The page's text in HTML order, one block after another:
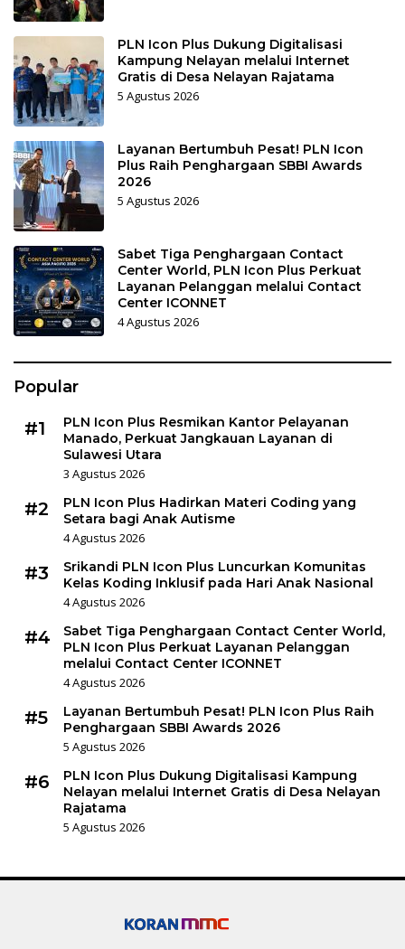
PLN Icon Plus Dukung Digitalisasi
Kampung Nelayan melalui Internet
Gratis di Desa Nelayan Rajatama
5 Agustus 2026
Layanan Bertumbuh Pesat! PLN Icon
Plus Raih Penghargaan SBBI Awards
2026
5 Agustus 2026
Sabet Tiga Penghargaan Contact
Center World, PLN Icon Plus Perkuat
Layanan Pelanggan melalui Contact
Center ICONNET
4 Agustus 2026
Popular
#1
PLN Icon Plus Resmikan Kantor Pelayanan
Manado, Perkuat Jangkauan Layanan di
Sulawesi Utara
3 Agustus 2026
#2
PLN Icon Plus Hadirkan Materi Coding yang
Setara bagi Anak Autisme
4 Agustus 2026
#3
Srikandi PLN Icon Plus Luncurkan Komunitas
Kelas Koding Inklusif pada Hari Anak Nasional
4 Agustus 2026
#4
Sabet Tiga Penghargaan Contact Center World,
PLN Icon Plus Perkuat Layanan Pelanggan
melalui Contact Center ICONNET
4 Agustus 2026
#5
Layanan Bertumbuh Pesat! PLN Icon Plus Raih
Penghargaan SBBI Awards 2026
5 Agustus 2026
#6
PLN Icon Plus Dukung Digitalisasi Kampung
Nelayan melalui Internet Gratis di Desa Nelayan
Rajatama
5 Agustus 2026